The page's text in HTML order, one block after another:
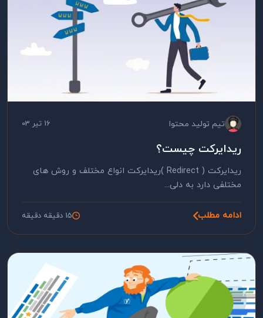
تیم تولید محتوا 16 تیر 03
ریدایرکت چیست؟
ریدایرکت ( Redirect )ریدایرکت انواع مختلف و روش های
مختلفی دارد به دلی...
ادامه مطلب 15 دقیقه دقیقه